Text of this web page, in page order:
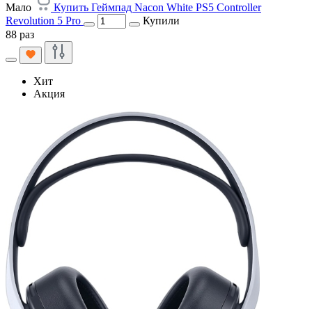
Мало
Купить Геймпад Nacon White PS5 Controller
Revolution 5 Pro
Купили
88 раз
Хит
Акция